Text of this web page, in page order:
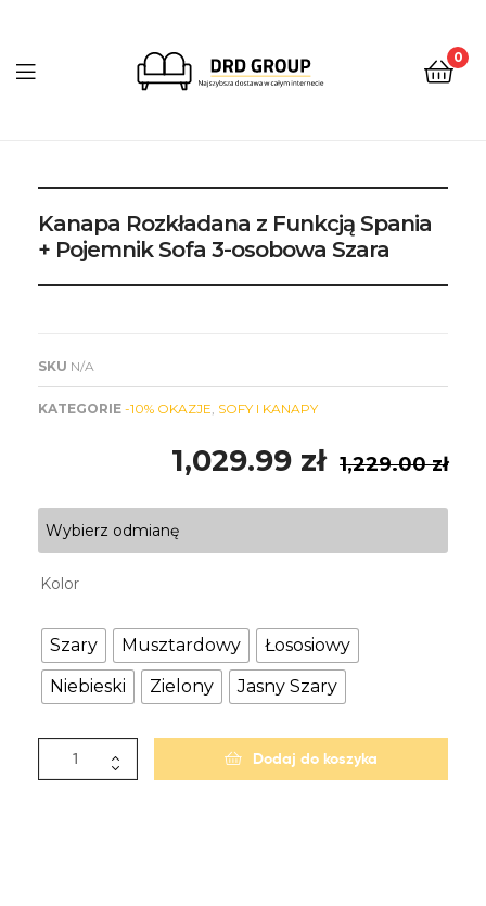
Group
0
Kanapa Rozkładana z Funkcją Spania
+ Pojemnik Sofa 3-osobowa Szara
SKU N/A
KATEGORIE -10% OKAZJE SOFY I KANAPY
1,229.00zł
1,029.99 zł
Wybierz odmianę
Kolor
Szary Musztardowy
Łososiowy
Niebieski
Zielony Jasny Szary
Dodaj do koszyka